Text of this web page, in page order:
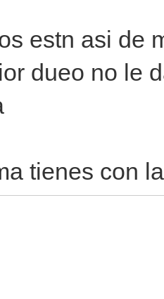
estn asi de
dueo no le
tienes con